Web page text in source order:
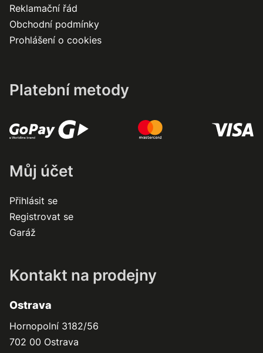
Reklamační řád
Obchodní podmínky
Prohlášení o cookies
Platební metody
Můj účet
Přihlásit se
Registrovat se
Garáž
Kontakt na prodejny
Ostrava
Hornopolní 3182/56
702 00 Ostrava